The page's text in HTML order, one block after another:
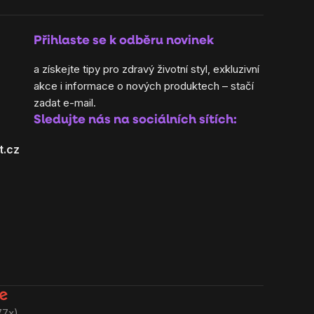
Přihlaste se k odběru novinek
a získejte tipy pro zdravý životní styl, exkluzivní
akce i informace o nových produktech – stačí
zadat e-mail.
Sledujte nás na sociálních sítích: